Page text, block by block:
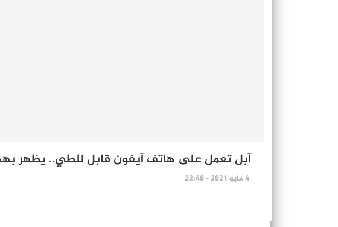
آبل تعمل على هاتف آيفون قابل للطي.. يظهر
4 مايو 2021 - 22:48